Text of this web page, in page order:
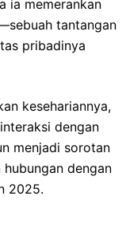
ia memerankan
tantangan
pribadinya
kesehariannya,
dengan
menjadi sorotan
dengan
2025.